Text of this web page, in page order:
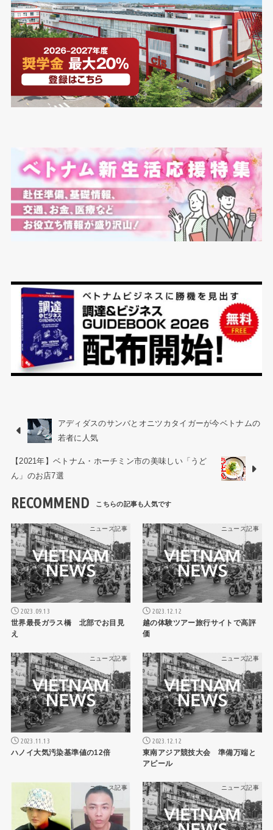
アディダスのサンバとオニツカタイガーが今ベトナムの
若者に人気
【2021年】ベトナム・ホーチミン市の美味しい「うど
ん」のお店7選
RECOMMEND
ニュース記事
2023.09.13
世界最長ガラス橋 北部でお目見
え
ニュース記事
2023.12.12
越の体験ツアー旅行サイトで高評
価
ニュース記事
2023.11.13
ハノイ大気汚染基準値の12倍
ニュース記事
2023.12.12
東南アジア競技大会 準備万端と
アピール
ニュース記事 ニュース記事